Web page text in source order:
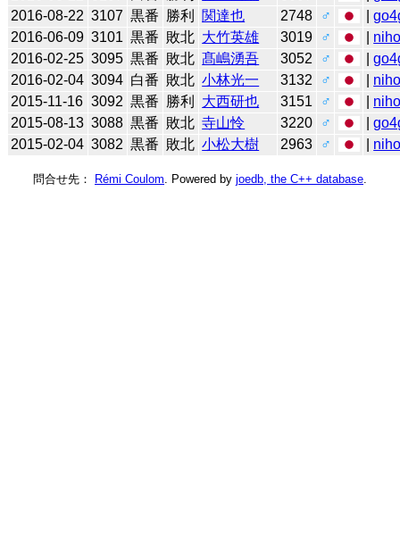
2016-08-22 3107 黒番 勝利 関達也 2748 ♂ |
2016-06-09 3101 黒番 敗北 大竹英雄 3019 ♂
2016-02-25 3095 黒番 敗北 髙嶋湧吾 3052 ♂ |
2016-02-04 3094 白番 敗北 小林光一 3132 ♂
2015-11-16 3092 黒番 勝利 大西研也 3151 ♂
2015-08-13 3088 黒番 敗北 寺山怜 3220 ♂ |
2015-02-04 3082 黒番 敗北 小松大樹 2963 ♂
問合せ先： Rémi Coulom . Powered by joedb, the C++ database